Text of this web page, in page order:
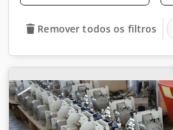
Remover todos os filtros